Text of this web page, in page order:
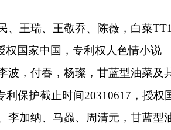
、王瑞、王敬乔、陈薇，白菜
权国家中国，专利权人色情小说
波，付春，杨璨，甘蓝型油菜及
利保护截止时间20310617 ，授
李加纳、马赑、周清元，甘蓝型